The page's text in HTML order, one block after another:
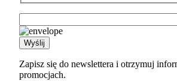
Zapisz się do newslettera i otrzymuj
promocjach.